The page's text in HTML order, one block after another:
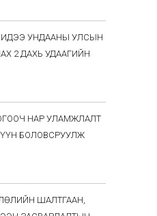
УНДААНЫ УЛСЫН
2 ДАХЬ УДААГИЙН
НАР УЛАМЖЛАЛТ
БОЛОВСРУУЛЖ
ШАЛТГААН,